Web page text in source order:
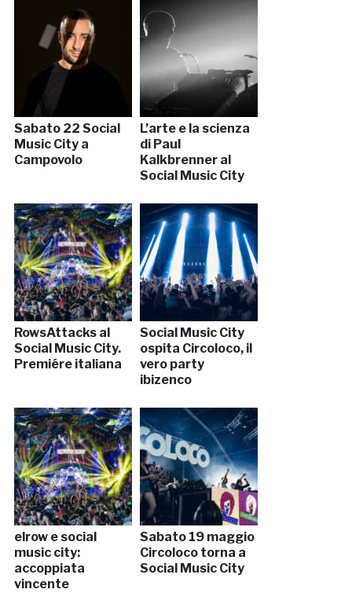
Sabato 22 Social
Music City a
Campovolo
L’arte e la scienza
di Paul
Kalkbrenner al
Social Music City
RowsAttacks al
Social Music City.
Premiére italiana
Social Music City
ospita Circoloco, il
vero party
ibizenco
elrow e social
music city:
accoppiata
vincente
Sabato 19 maggio
Circoloco torna a
Social Music City